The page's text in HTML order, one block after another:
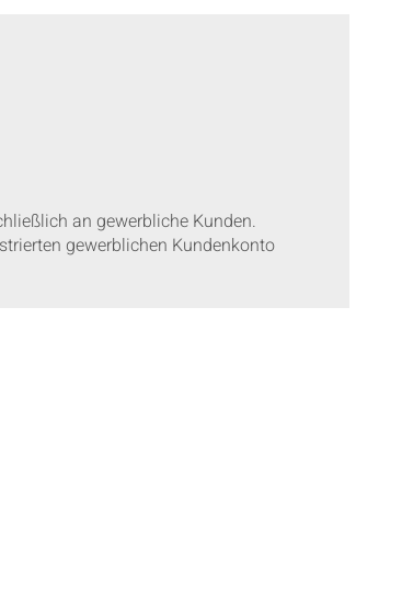
an gewerbliche Kunden.
gewerblichen Kundenkonto